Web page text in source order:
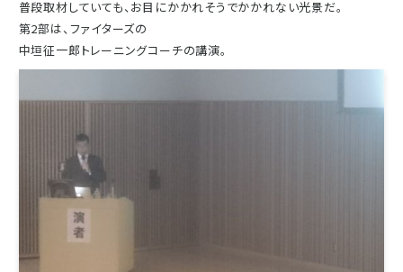
普段取材していても、お目にかかれそうでかかれない光景だ。
第2部は、ファイターズの
中垣征一郎トレーニングコーチの講演。